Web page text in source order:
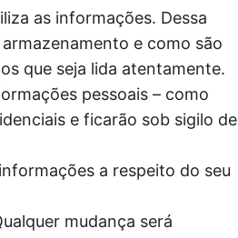
as informações. Dessa
e como são
que seja lida atentamente.
pessoais – como
e ficarão sob sigilo de
a respeito do seu
mudança será